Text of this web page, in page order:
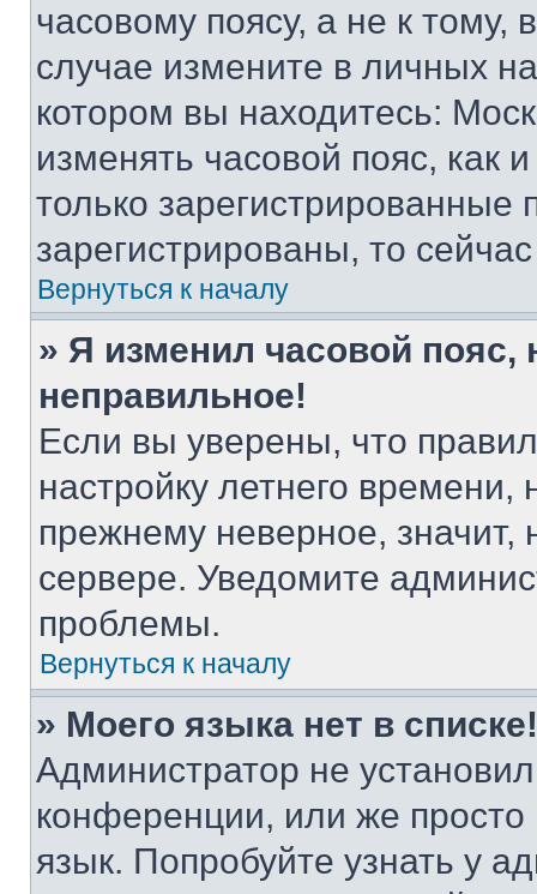
часовому поясу, а не к тому,
случае измените в личных
котором вы находитесь:
изменять часовой пояс, как
только
зарегистрированы, то
Вернуться к началу
» Я изменил часовой пояс,
неправильное!
Если вы уверены, что
настройку летнего
прежнему неверное, значит,
сервере. Уведомите
проблемы.
Вернуться к началу
» Моего языка нет в списке!
Администратор не
конференции, или же
язык. Попробуйте узнать у